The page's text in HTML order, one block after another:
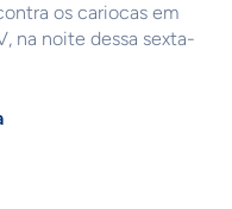
os cariocas em
na noite dessa sexta-